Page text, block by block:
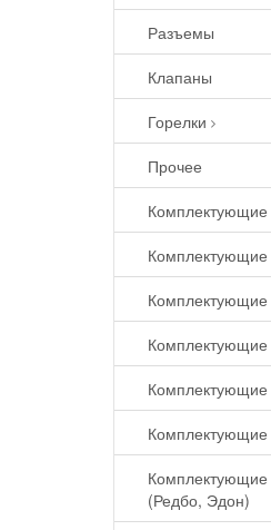
Разъемы
Клапаны
Горелки
Прочее
Комплектующие
Комплектующие
Комплектующие
Комплектующие
Комплектующие
(Редбо, Эдон)